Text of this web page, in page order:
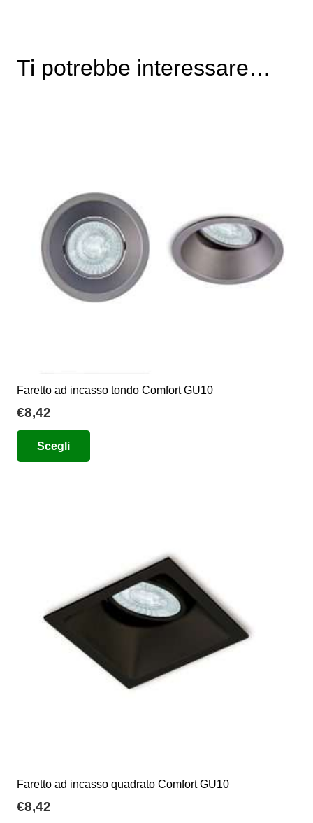
Ti potrebbe interessare…
Faretto ad incasso tondo Comfort GU10
€8,42
Scegli
possono
essere
scelte
nella
del
prodotto
Faretto ad incasso quadrato Comfort GU10
€8,42